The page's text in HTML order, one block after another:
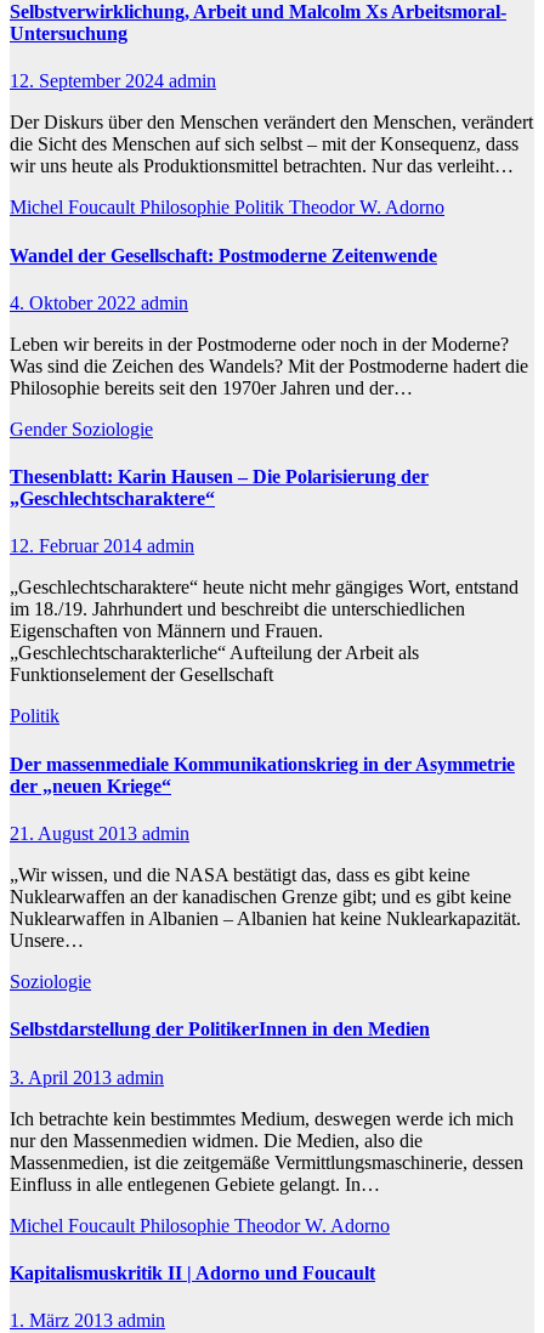
Selbstverwirklichung, Arbeit und Malcolm Xs Arbeitsmoral-
Untersuchung
12. September 2024 admin
Der Diskurs über den Menschen verändert den Menschen, verändert
die Sicht des Menschen auf sich selbst – mit der Konsequenz, dass
wir uns heute als Produktionsmittel betrachten. Nur das verleiht…
Michel FoucaultPhilosophie Politik Theodor W. Adorno
Wandel der Gesellschaft: Postmoderne Zeitenwende
4. Oktober 2022 admin
Leben wir bereits in der Postmoderne oder noch in der Moderne?
Was sind die Zeichen des Wandels? Mit der Postmoderne hadert die
Philosophie bereits seit den 1970er Jahren und der…
Gender Soziologie
Thesenblatt: Karin Hausen – Die Polarisierung der
„Geschlechtscharaktere“
12. Februar 2014 admin
„Geschlechtscharaktere“ heute nicht mehr gängiges Wort, entstand
im 18./19. Jahrhundert und beschreibt die unterschiedlichen
Eigenschaften von Männern und Frauen.
„Geschlechtscharakterliche“ Aufteilung der Arbeit als
Funktionselement der Gesellschaft
Politik
Der massenmediale Kommunikationskrieg in der Asymmetrie
der „neuen Kriege“
21. August 2013 admin
„Wir wissen, und die NASA bestätigt das, dass es gibt keine
Nuklearwaffen an der kanadischen Grenze gibt; und es gibt keine
Nuklearwaffen in Albanien – Albanien hat keine Nuklearkapazität.
Unsere…
Soziologie
Selbstdarstellung der PolitikerInnen in den Medien
3. April 2013 admin
Ich betrachte kein bestimmtes Medium, deswegen werde ich mich
nur den Massenmedien widmen. Die Medien, also die
Massenmedien, ist die zeitgemäße Vermittlungsmaschinerie, dessen
Einfluss in alle entlegenen Gebiete gelangt. In…
Michel Foucault Philosophie Theodor W. Adorno
Kapitalismuskritik II | Adorno und Foucault
1. März 2013 admin